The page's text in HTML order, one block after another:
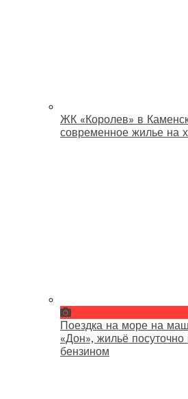
ЖК «Королев» в
современное жилье на
Поездка на море на
«Дон», жильё посуточно
бензином